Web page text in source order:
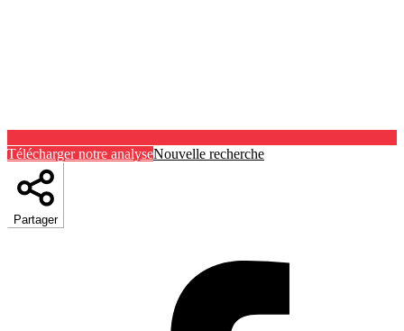
Télécharger notre analyseNouvelle recherche
Partager